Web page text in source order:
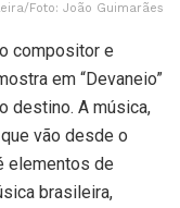
Foto: João Guimarães
compositor e
em “Devaneio”
destino. A música,
vão desde o
elementos de
brasileira,